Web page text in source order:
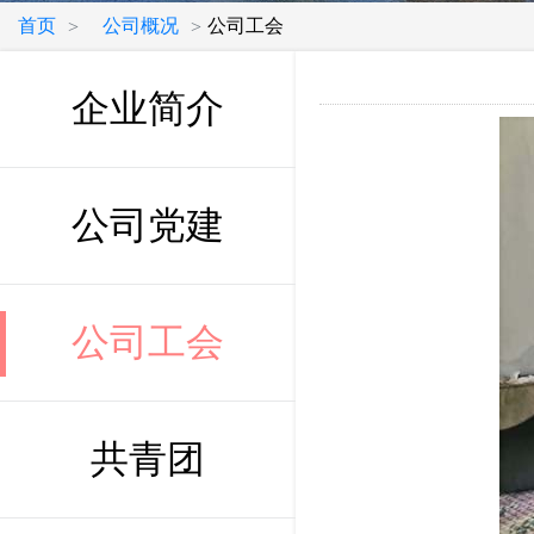
首页 > 公司概况 > 公司工会
企业简介
公司党建
公司工会
共青团